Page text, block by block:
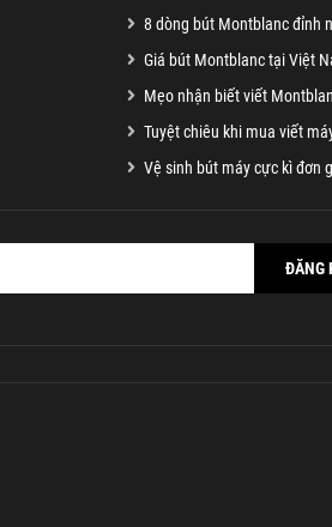
8 dòng bút Montblanc đỉnh
Giá bút Montblanc tại Việt
Mẹo nhận biết viết
Tuyệt chiêu khi mua viết
Vệ sinh bút máy cực kì đơn